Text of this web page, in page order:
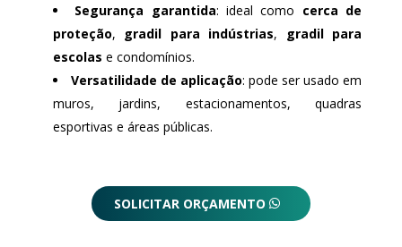
Segurança garantida: ideal como cerca de
proteção, gradil para indústrias, gradil para
escolas e condomínios.
Versatilidade de aplicação: pode ser usado em
muros, jardins, estacionamentos, quadras
esportivas e áreas públicas.
SOLICITAR ORÇAMENTO